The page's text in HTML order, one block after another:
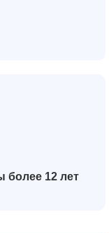
более 12 лет